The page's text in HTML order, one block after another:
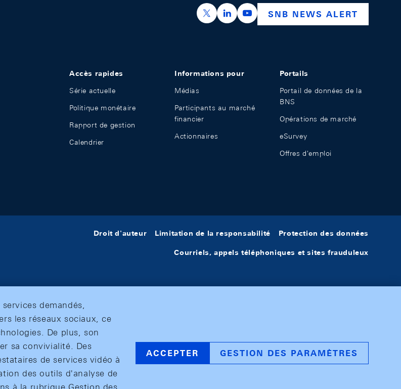
https://x.com/snb_bns
https://ch.linkedin.com/company/swiss-
https://www.youtube.com/
SNB NEWS ALERT
Accès rapides
Série actuelle
Politique monétaire
Rapport de gestion
Calendrier
Informations pour
Médias
Participants au marché
financier
Actionnaires
Portails
Portail de données de la
BNS
Opérations de marché
eSurvey
Offres d'emploi
Droit d'auteur Limitation de la responsabilité Protection des données
Courriels, appels téléphoniques et sites frauduleux
demandés,
les réseaux sociaux, ce
De plus, son
sa convivialité. Des
de services vidéo à
des outils d'analyse de
ACCEPTER GESTION DES PARAMÈTRES